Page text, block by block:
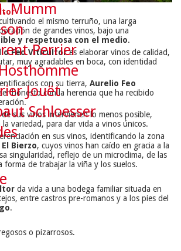
el mismo terruño, una larga
de grandes vinos, bajo una
y respetuosa con el medio.
Feo Viticultores elaborar vinos de calidad,
muy agradables en boca, con identidad
con su tierra, Aurelio Feo
honesto con la herencia que ha recibido
de sus vinos intervienen lo menos posible,
variedad, para dar vida a vinos únicos.
en sus vinos, identificando la zona
El Bierzo, cuyos vinos han caído en gracia a la
singularidad, reflejo de un microclima, de las
forma de trabajar la viña y los suelos.
da vida a una bodega familiar situada en
entre castros pre-romanos y a los pies del
.
o pizarrosos.
Mumm
Perrier
Jouët
Schloesser